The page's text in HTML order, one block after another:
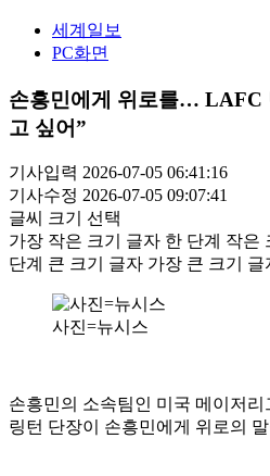
세계일보
PC화면
손흥민에게 위로를… LAFC
고 싶어”
기사입력 2026-07-05 06:41:16
기사수정 2026-07-05 09:07:41
글씨 크기 선택
가장 작은 크기 글자 한 단계 작은
단계 큰 크기 글자 가장 큰 크기 글
사진=뉴시스
손흥민의 소속팀인 미국 메이저
링턴 단장이 손흥민에게 위로의